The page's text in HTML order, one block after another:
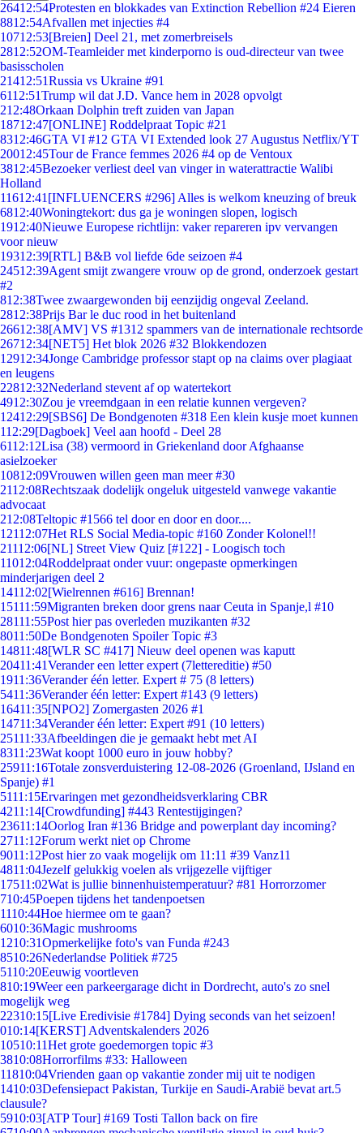
26412:54Protesten en blokkades van Extinction Rebellion #24 Eieren
8812:54Afvallen met injecties #4
10712:53[Breien] Deel 21, met zomerbreisels
2812:52OM-Teamleider met kinderporno is oud-directeur van twee
basisscholen
21412:51Russia vs Ukraine #91
6112:51Trump wil dat J.D. Vance hem in 2028 opvolgt
212:48Orkaan Dolphin treft zuiden van Japan
18712:47[ONLINE] Roddelpraat Topic #21
8312:46GTA VI #12 GTA VI Extended look 27 Augustus Netflix/YT
20012:45Tour de France femmes 2026 #4 op de Ventoux
3812:45Bezoeker verliest deel van vinger in waterattractie Walibi
Holland
11612:41 [INFLUENCERS #296] Alles is welkom kneuzing of breuk
6812:40Woningtekort: dus ga je woningen slopen, logisch
1912:40Nieuwe Europese richtlijn: vaker repareren ipv vervangen
voor nieuw
19312:39[RTL] B&B vol liefde 6de seizoen #4
24512:39Agent smijt zwangere vrouw op de grond, onderzoek gestart
#2
812:38Twee zwaargewonden bij eenzijdig ongeval Zeeland.
2812:38Prijs Bar le duc rood in het buitenland
26612:38[AMV] VS #1312 spammers van de internationale rechtsorde
26712:34[NET5] Het blok 2026 #32 Blokkendozen
12912:34Jonge Cambridge professor stapt op na claims over plagiaat
en leugens
22812:32Nederland stevent af op watertekort
4912:30Zou je vreemdgaan in een relatie kunnen vergeven?
12412:29[SBS6] De Bondgenoten #318 Een klein kusje moet kunnen
112:29[Dagboek] Veel aan hoofd - Deel 28
6112:12Lisa (38) vermoord in Griekenland door Afghaanse
asielzoeker
10812:09Vrouwen willen geen man meer #30
2112:08Rechtszaak dodelijk ongeluk uitgesteld vanwege vakantie
advocaat
212:08Teltopic #1566 tel door en door en door....
12112:07Het RLS Social Media-topic #160 Zonder Kolonel!!
21112:06[NL] Street View Quiz [#122] - Loogisch toch
11012:04Roddelpraat onder vuur: ongepaste opmerkingen
minderjarigen deel 2
14112:02[Wielrennen #616] Brennan!
15111:59Migranten breken door grens naar Ceuta in Spanje,l #10
28111:55Post hier pas overleden muzikanten #32
8011:50De Bondgenoten Spoiler Topic #3
14811:48[WLR SC #417] Nieuw deel openen was kaputt
20411:41Verander een letter expert (7lettereditie) #50
1911:36Verander één letter. Expert # 75 (8 letters)
5411:36Verander één letter: Expert #143 (9 letters)
16411:35[NPO2] Zomergasten 2026 #1
14711:34Verander één letter: Expert #91 (10 letters)
25111:33Afbeeldingen die je gemaakt hebt met AI
8311:23Wat koopt 1000 euro in jouw hobby?
25911:16Totale zonsverduistering 12-08-2026 (Groenland, IJsland en
Spanje) #1
5111:15Ervaringen met gezondheidsverklaring CBR
4211:14[Crowdfunding] #443 Rentestijgingen?
23611:14Oorlog Iran #136 Bridge and powerplant day incoming?
2711:12Forum werkt niet op Chrome
9011:12Post hier zo vaak mogelijk om 11:11 #39 Vanz11
4811:04Jezelf gelukkig voelen als vrijgezelle vijftiger
17511:02Wat is jullie binnenhuistemperatuur? #81 Horrorzomer
710:45Poepen tijdens het tandenpoetsen
1110:44Hoe hiermee om te gaan?
6010:36Magic mushrooms
1210:31Opmerkelijke foto's van Funda #243
8510:26Nederlandse Politiek #725
5110:20Eeuwig voortleven
810:19Weer een parkeergarage dicht in Dordrecht, auto's zo snel
mogelijk weg
22310:15[Live Eredivisie #1784] Dying seconds van het seizoen!
010:14[KERST] Adventskalenders 2026
10510:11Het grote goedemorgen topic #3
3810:08Horrorfilms #33: Halloween
11810:04Vrienden gaan op vakantie zonder mij uit te nodigen
1410:03Defensiepact Pakistan, Turkije en Saudi-Arabië bevat art.5
clausule?
5910:03[ATP Tour] #169 Tosti Tallon back on fire